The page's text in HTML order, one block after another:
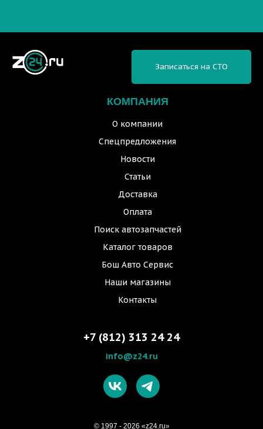
КОМПАНИЯ
О компании
Спецпредложения
Новости
Статьи
Доставка
Оплата
Поиск автозапчастей
Каталог товаров
Бош Авто Сервис
Наши магазины
Контакты
Записаться на СТО
+7 (812) 313 24 24
info@z24.ru
© 1997 - 2026 «z24.ru»